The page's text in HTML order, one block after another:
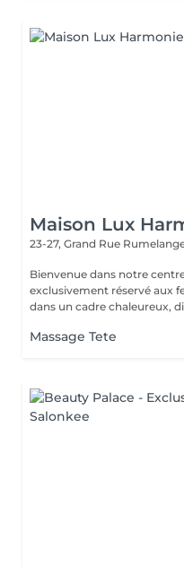
Maison Lux
23-27, Grand Rue
Bienvenue dans notre
exclusivement réservé aux femmes. Nous
dans un cadre chaleureux,
Massage Tete